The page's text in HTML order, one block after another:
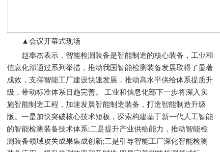
▲会议开幕式现场
赵奉杰表示，智能检测装备是智能制造的核心装备，工业和
信息化部通过系列举措，推动我国智能检测装备发展取得了显著
成效，支撑智能工厂建设快速发展，推动高水平供给体系提质升
级，带动标准体系日趋完善。 工业和信息化部下一步将深入实
施智能制造工程，加速发展智能制造装备，打造智能制造升级
版。一是加快突破核心技术短板，探索构建基于新一代人工智能
的智能检测装备技术体系;二是提升产业供给能力，推动智能检
测装备领域攻关成果集成创新;三是引导智能工厂深化智能检测